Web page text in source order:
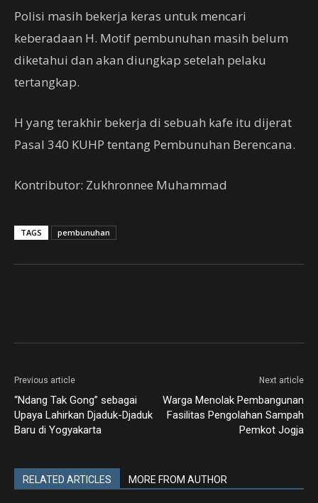
Polisi masih bekerja keras untuk mencari
keberadaan H. Motif pembunuhan masih belum
diketahui dan akan diungkap setelah pelaku
tertangkap.
H yang terakhir bekerja di sebuah kafe itu dijerat
Pasal 340 KUHP tentang Pembunuhan Berencana.
Kontributor: Zukhronnee Muhammad
TAGS pembunuhan
Previous article
“Ndang Tak Gong” sebagai
Upaya Lahirkan Djaduk-Djaduk
Baru di Yogyakarta
Next article
Warga Menolak Pembangunan
Fasilitas Pengolahan Sampah
Pemkot Jogja
RELATED ARTICLES MORE FROM AUTHOR